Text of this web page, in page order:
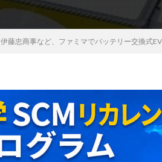
伊藤忠商事など、ファミマでバッテリー交換式